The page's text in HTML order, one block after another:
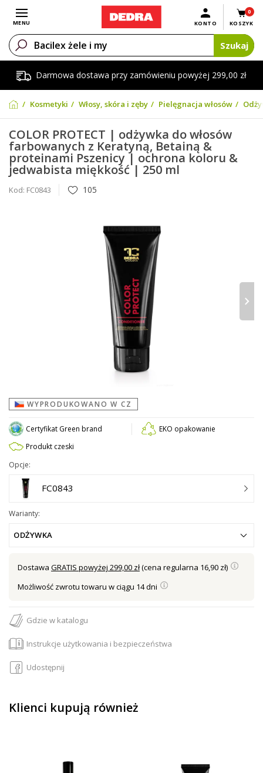
Darmowa dostawa przy zamówieniu powyżej 299,00 zł
Otwórz menu
MENU
0
KOSZYK
KONTO
Szukaj
Kosmetyki Włosy, skóra i zęby Pielęgnacja włosów
COLOR PROTECT | odżywka do włosów
farbowanych z Keratyną, Betainą &
proteinami Pszenicy | ochrona koloru &
jedwabista miękkość | 250 ml
Kod: FC0843 105
›
WYPRODUKOWANO W CZ
Certyfikat Green brand
EKO opakowanie
Produkt czeski
Opcje:
FC0843
Warianty:
ODŻYWKA
Dostawa GRATIS powyżej 299,00 zł(cena regularna 16,90 zł)
Możliwość zwrotu towaru w ciągu 14 dni
Gdzie w katalogu
Instrukcje użytkowania i bezpieczeństwa
Udostępnij
Klienci kupują również